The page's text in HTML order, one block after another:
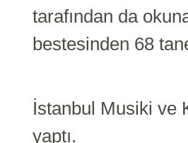
tarafından da
bestesinden 68
İstanbul Musiki ve
yaptı.